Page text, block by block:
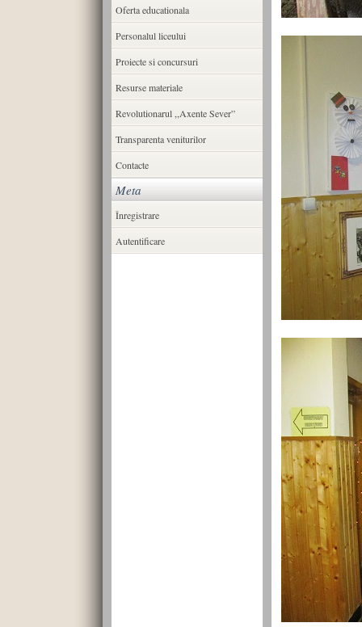
Oferta educationala
Personalul liceului
Proiecte si concursuri
Resurse materiale
Revolutionarul ,,Axente Sever”
Transparenta veniturilor
Contacte
Meta
Înregistrare
Autentificare